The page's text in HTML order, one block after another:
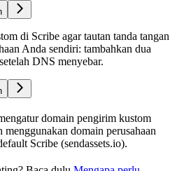
di Scribe agar tautan tanda tangan
Anda sendiri: tambahkan dua
DNS menyebar.
domain pengirim kustom
domain perusahaan
Scribe (sendassets.io).